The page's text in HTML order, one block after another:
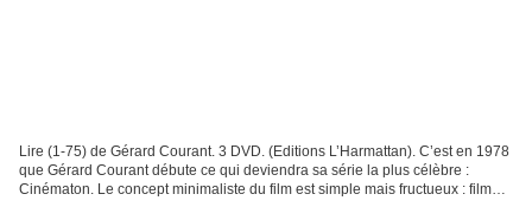
Lire (1-75) de Gérard Courant. 3 DVD. (Editions L’Harmattan). C’est en 1978
que Gérard Courant débute ce qui deviendra sa série la plus célèbre :
Cinématon. Le concept minimaliste du film est simple mais fructueux : filmer